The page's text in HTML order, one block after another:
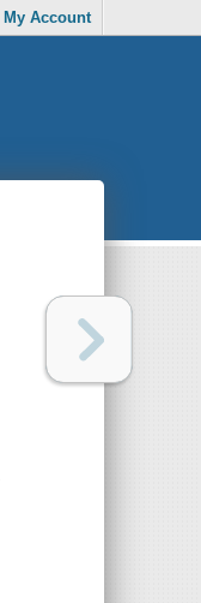
My Account